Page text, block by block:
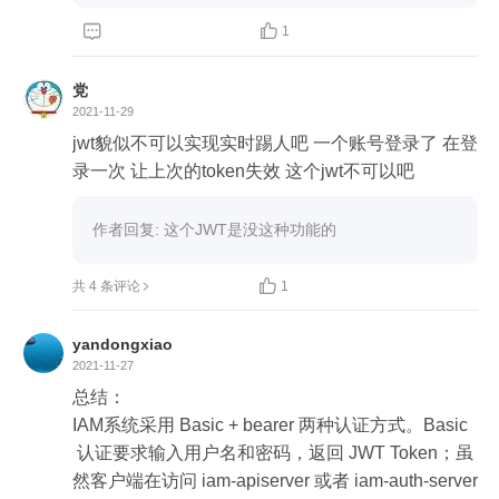
  1
党
2021-11-29
jwt貌似不可以实现实时踢人吧 一个账号登录了 在登
录一次 让上次的token失效 这个jwt不可以吧
作者回复: 这个JWT是没这种功能的
共 4 条评论  1
yandongxiao
2021-11-27
总结：
IAM系统采用 Basic + bearer 两种认证方式。Basic
认证要求输入用户名和密码，返回 JWT Token；虽
然客户端在访问 iam-apiserver 或者 iam-auth-server